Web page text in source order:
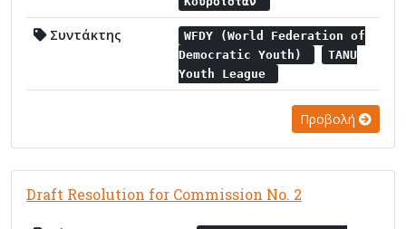
Συντάκτης
WFDY (World Federation of
Democratic Youth)
TANU
Youth League
Προβολή
Draft Resolution for Commission No. 2